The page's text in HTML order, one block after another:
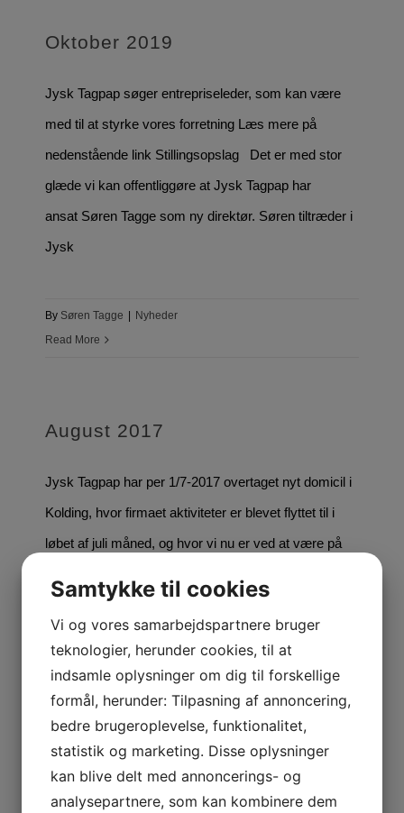
Oktober 2019
Jysk Tagpap søger entrepriseleder, som kan være
med til at styrke vores forretning Læs mere på
nedenstående link Stillingsopslag Det er med stor
glæde vi kan offentliggøre at Jysk Tagpap har
ansat Søren Tagge som ny direktør. Søren tiltræder i
Jysk
By Søren Tagge
Nyheder
Read More
August 2017
Jysk Tagpap har per 1/7-2017 overtaget nyt domicil i
Kolding, hvor firmaet aktiviteter er blevet flyttet til i
løbet af juli måned, og hvor vi nu er ved at være på
BySøren Tagge | Nyheder
Read More
Juni 2016
Samtykke til cookies
Vi og vores samarbejdspartnere bruger
teknologier, herunder cookies, til at
indsamle oplysninger om dig til forskellige
formål, herunder: Tilpasning af annoncering,
bedre brugeroplevelse, funktionalitet,
statistik og marketing. Disse oplysninger
kan blive delt med annoncerings- og
analysepartnere, som kan kombinere dem